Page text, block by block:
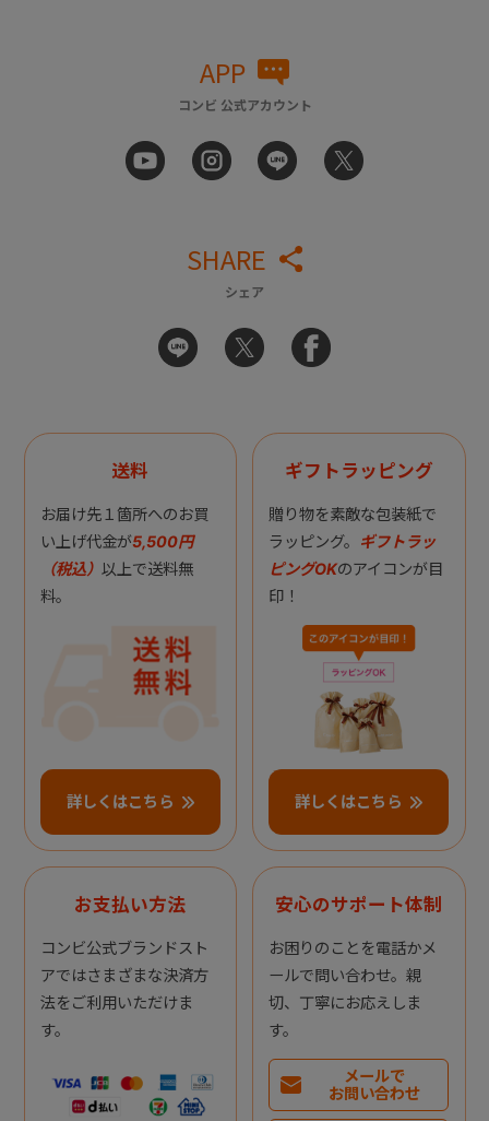
APP
コンビ 公式アカウント
SHARE
シェア
送料
お届け先１箇所へのお買
い上げ代金が5,500円
（税込） 以上で送料無
料。
詳しくはこちら
ギフトラッピング
贈り物を素敵な包装紙で
ラッピング。 ギフトラッ
ピングOKのアイコンが目
印！
詳しくはこちら
お支払い方法
コンビ公式ブランドスト
アではさまざまな決済方
法をご利用いただけま
す。
安心のサポート体制
お困りのことを電話かメ
ールで問い合わせ。親
切、丁寧にお応えしま
す。
メールで
お問い合わせ